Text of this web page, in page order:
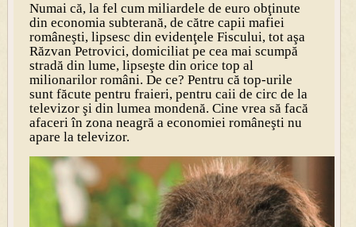
Numai că, la fel cum miliardele de euro obţinute
din economia subterană, de către capii mafiei
româneşti, lipsesc din evidenţele Fiscului, tot aşa
Răzvan Petrovici, domiciliat pe cea mai scumpă
stradă din lume, lipseşte din orice top al
milionarilor români. De ce? Pentru că top-urile
sunt făcute pentru fraieri, pentru caii de circ de la
televizor şi din lumea mondenă. Cine vrea să facă
afaceri în zona neagră a economiei româneşti nu
apare la televizor.